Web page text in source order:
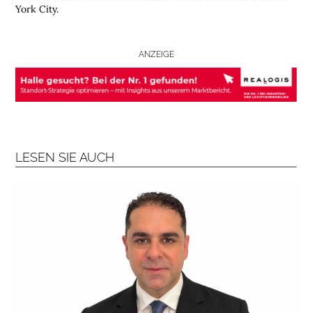
N
L
S
York City.
ANZEIGE
LESEN SIE AUCH